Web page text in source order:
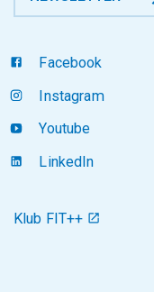
Facebook
Instagram
Youtube
LinkedIn
Klub FIT++